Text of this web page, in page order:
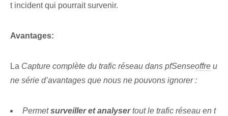
t incident qui pourrait survenir.
Avantages:
La Capture complète du trafic réseau dans pfSenseoffre u
ne série d’avantages que nous ne pouvons ignorer :
Permetsurveiller et analysertout le trafic réseau en t